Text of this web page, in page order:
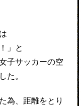
」と
子サッカーの空
た。
為、距離をとり